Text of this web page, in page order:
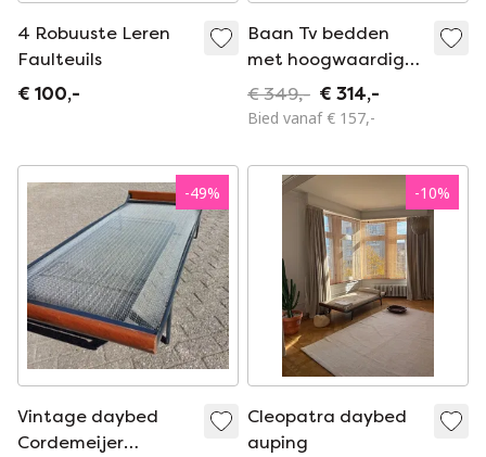
4 Robuuste Leren
Faulteuils
€ 100,-
Baan Tv bedden
met hoogwaardige
stof
€ 349,- € 314,-
Bied vanaf € 157,-
-49%
Vintage daybed
Cordemeijer
-10%
Cleopatra daybed
auping